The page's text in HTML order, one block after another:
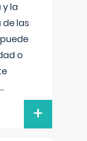
la
las
o
...
+